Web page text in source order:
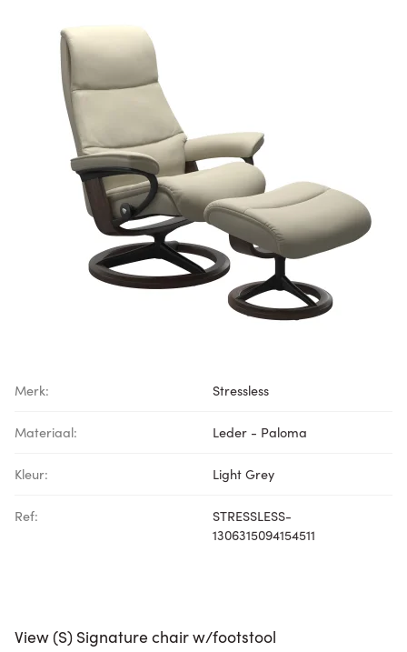
Merk: Stressless
Materiaal: Leder - Paloma
Kleur: Light Grey
Ref:
STRESSLESS-
1306315094154511
View (S) Signature chair w/footstool